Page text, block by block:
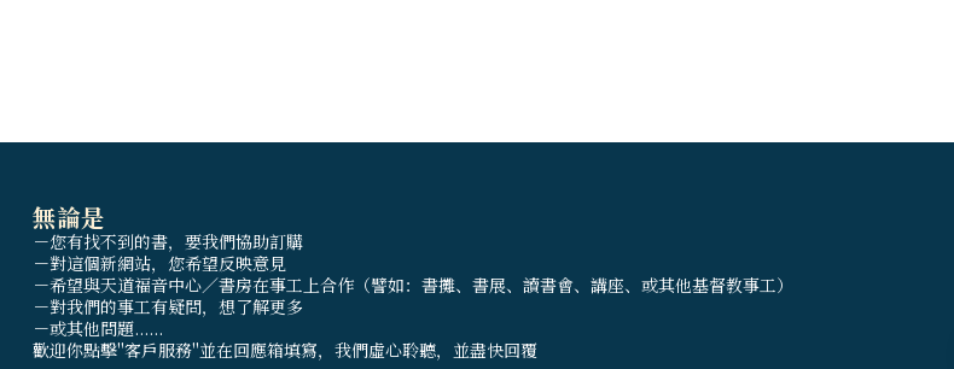
無論是
－您有找不到的書，要我們協助訂購
－對這個新網站，您希望反映意見
－希望與天道福音中心／書房在事工上合作（譬如：書攤、書展、讀書會、講座、或其他基督教事工）
－對我們的事工有疑問，想了解更多
－或其他問題......
歡迎你點擊"客戶服務"並在回應箱填寫，我們虛心聆聽，並盡快回覆